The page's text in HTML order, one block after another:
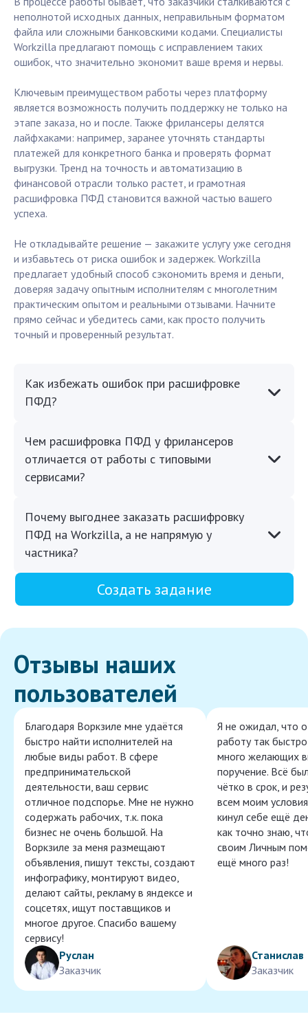
неполнотой исходных данных, неправильным форматом
файла или сложными банковскими кодами. Специалисты
Workzilla предлагают помощь с исправлением таких
ошибок, что значительно экономит ваше время и нервы.
Ключевым преимуществом работы через платформу
является возможность получить поддержку не только на
этапе заказа, но и после. Также фрилансеры делятся
лайфхаками: например, заранее уточнять стандарты
платежей для конкретного банка и проверять формат
выгрузки. Тренд на точность и автоматизацию в
финансовой отрасли только растет, и грамотная
расшифровка ПФД становится важной частью вашего
успеха.
Не откладывайте решение — закажите услугу уже сегодня
и избавьтесь от риска ошибок и задержек. Workzilla
предлагает удобный способ сэкономить время и деньги,
доверяя задачу опытным исполнителям с многолетним
практическим опытом и реальными отзывами. Начните
прямо сейчас и убедитесь сами, как просто получить
точный и проверенный результат.
Как избежать ошибок при расшифровке
ПФД?
Чем расшифровка ПФД у фрилансеров
отличается от работы с типовыми
сервисами?
Почему выгоднее заказать расшифровку
ПФД на Workzilla, а не напрямую у
частника?
Создать задание
Отзывы наших
пользователей
Благодаря Воркзиле мне удаётся
быстро найти исполнителей на
любые виды работ. В сфере
предпринимательской
деятельности, ваш сервис
отличное подспорье. Мне не нужно
содержать рабочих, т.к. пока
бизнес не очень большой. На
Воркзиле за меня размещают
объявления, пишут тексты, создают
инфографику, монтируют видео,
делают сайты, рекламу в яндексе и
соцсетях, ищут поставщиков и
многое другое. Спасибо вашему
сервису!
Руслан
Заказчик
Я не ожидал, что
работу так
много желающих
поручение. Всё
чётко в срок, и
всем моим
кинул себе ещё
как точно знаю,
своим Личным
ещё много раз!
Станислав
Заказчик